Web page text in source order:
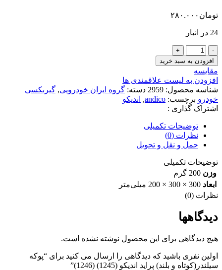
تومان ۲۸۰.۰۰۰
24 در انبار
افزودن به سبد خرید
مقایسه
افزودن به لیست علاقمندی ها
شناسه محصول: 2959 دسته: گروه ایران خودرویی, گیربکسی
خودرو برچسب: andico
, اندیکو
اشتراک گذاری :
توضیحات تکمیلی
نظرات (0)
حمل و نقل و تحویل
توضیحات تکمیلی
وزن 200 گرم
ابعاد 300 × 300 × 200 میلی‌متر
نظرات (0)
دیدگاهها
هیچ دیدگاهی برای این محصول نوشته نشده است.
اولین نفری باشید که دیدگاهی را ارسال می کنید برای “پوکه
سیلندر(کوتاه و بلند) پراید اندیکو (1245) (1246)”